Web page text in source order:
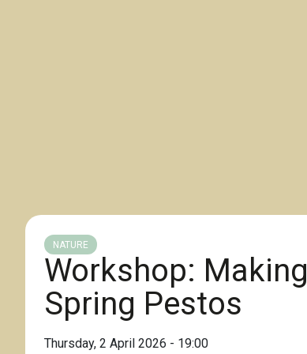
NATURE
Workshop: Making
Spring Pestos
Thursday, 2 April 2026 - 19:00